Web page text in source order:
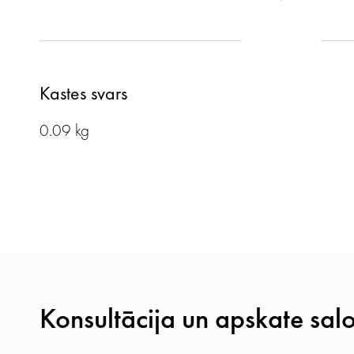
Kastes svars
0.09 kg
Konsultācija un apskate